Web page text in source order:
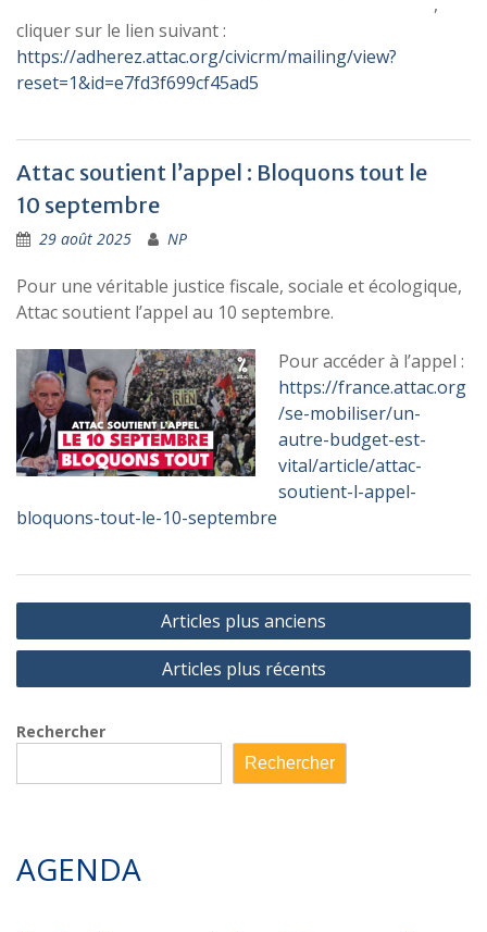
cliquer sur le lien suivant :
https://adherez.attac.org/civicrm/mailing/view?
reset=1&id=e7fd3f699cf45ad5
Attac soutient l’appel : Bloquons tout le
10 septembre
29 août 2025 NP
Pour une véritable justice fiscale, sociale et écologique,
Attac soutient l’appel au 10 septembre.
Pour accéder à l’appel :
https://france.attac.org
/se-mobiliser/un-
autre-budget-est-
vital/article/attac-
soutient-l-appel-
bloquons-tout-le-10-septembre
Navigation
des
Articles plus anciens
Articles plus récents
Rechercher
Rechercher
AGENDA